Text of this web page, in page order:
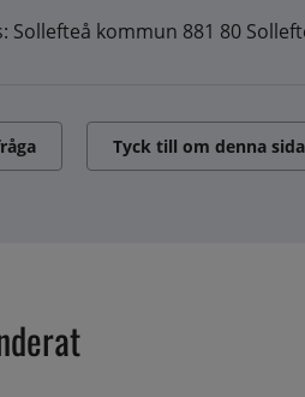
Sollefteå kommun 881 80
Tyck till om denna sida